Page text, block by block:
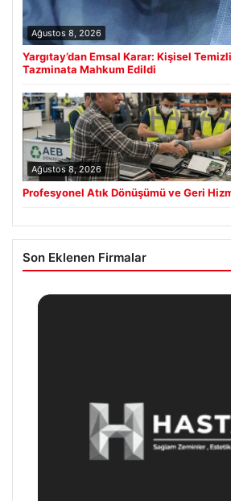
Ağustos 8, 2026
Yargıtay’dan Emsal Karar: Kişisel
Tazminata Mahkum Edildi
Ağustos 8, 2026
Profesyonel Atık Dönüşümü ve Geri
Son Eklenen Firmalar